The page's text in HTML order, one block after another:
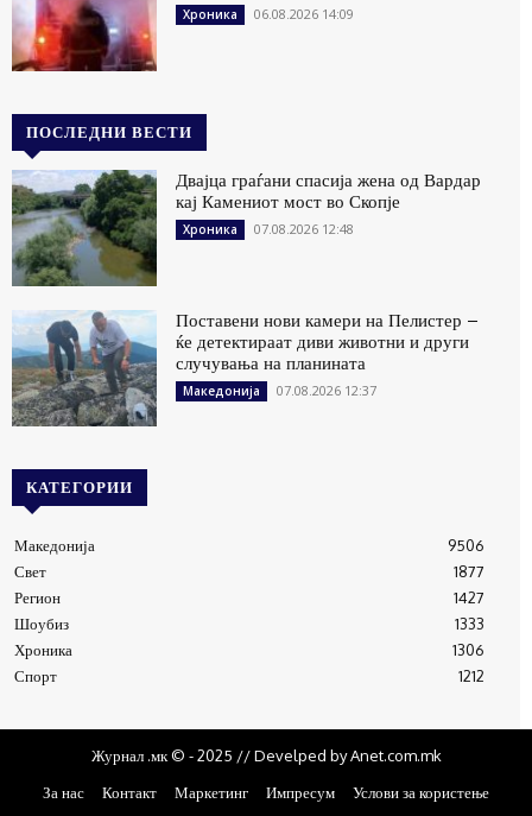
Хроника 06.08.2026 14:09
ПОСЛЕДНИ ВЕСТИ
Двајца граѓани спасија жена од Вардар
кај Камениот мост во Скопје
Хроника 07.08.2026 12:48
Поставени нови камери на Пелистер –
ќе детектираат диви животни и други
случувања на планината
Македонија 07.08.2026 12:37
КАТЕГОРИИ
Македонија
9506
Свет
1877
Регион
1427
Шоубиз
1333
Хроника
1306
Спорт
1212
Журнал .мк © - 2025 // Develped by Anet.com.mk
За нас
Контакт Маркетинг Импресум Услови за користење